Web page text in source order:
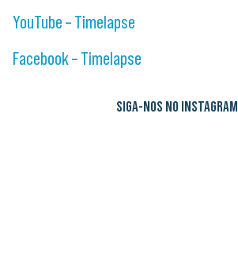
YouTube – Timelapse
Facebook – Timelapse
SIGA-NOS NO INSTAGRAM